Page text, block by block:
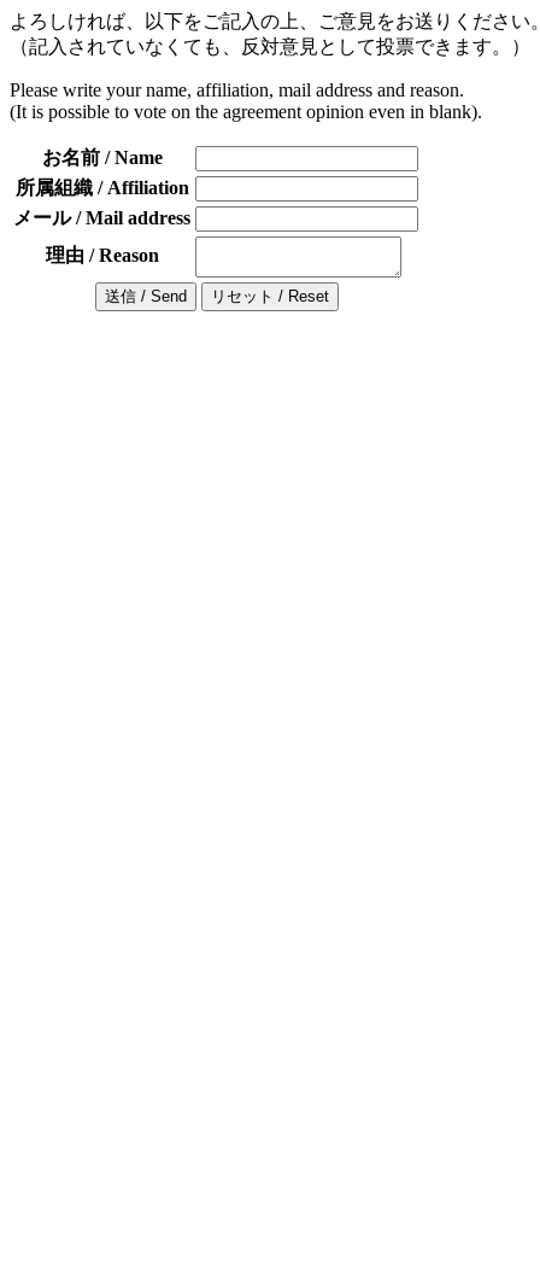
よろしければ、以下をご記入の上、ご意見をお送りください
（記入されていなくても、反対意見として投票できます。）
Please write your name, affiliation, mail address and reason.
(It is possible to vote on the agreement opinion even in blank).
お名前 / Name
所属組織 / Affiliation
メール / Mail address
理由 / Reason